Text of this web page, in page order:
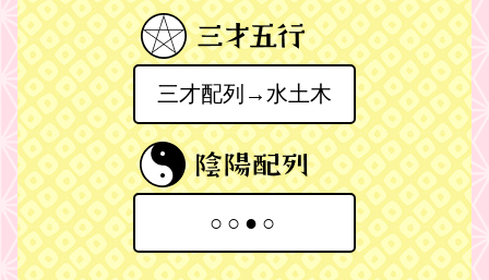
三才配列→水土木
○○●○